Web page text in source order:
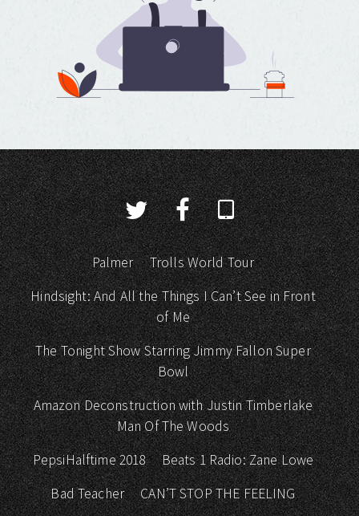
Palmer
Trolls World Tour
Hindsight: And All the Things I Can’t See in Front
of Me
The Tonight Show Starring Jimmy Fallon Super
Bowl
Amazon Deconstruction with Justin Timberlake
Man Of The Woods
PepsiHalftime 2018
Beats 1 Radio: Zane Lowe
Bad Teacher
CAN’T STOP THE FEELING